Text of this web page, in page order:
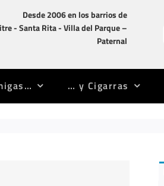
Desde 2006 en los barrios de
-­ Santa Rita -­ Villa del Parque –
Paternal
… y Cigarras